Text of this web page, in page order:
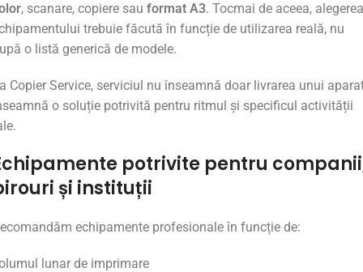
, scanare, copiere sau format A3. Tocmai de aceea, alegerea
trebuie făcută în funcție de utilizarea reală, nu
o listă generică de modele.
Copier Service, serviciul nu înseamnă doar livrarea unui
o soluție potrivită pentru ritmul și specificul activității
potrivite pentru
și instituții
echipamente profesionale în funcție de:
lunar de imprimare